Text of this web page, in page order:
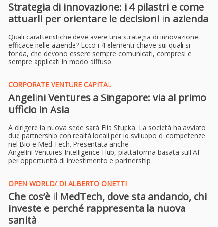
Strategia di innovazione: i 4 pilastri e come
attuarli per orientare le decisioni in azienda
Quali caratteristiche deve avere una strategia di innovazione
efficace nelle aziende? Ecco i 4 elementi chiave sui quali si
fonda, che devono essere sempre comunicati, compresi e
sempre applicati in modo diffuso
CORPORATE VENTURE CAPITAL
Angelini Ventures a Singapore: via al primo
ufficio in Asia
A dirigere la nuova sede sarà Elia Stupka. La società ha avviato
due partnership con realtà locali per lo sviluppo di competenze
nel Bio e Med Tech. Presentata anche
Angelini Ventures Intelligence Hub, piattaforma basata sull'AI
per opportunità di investimento e partnership
OPEN WORLD/ DI ALBERTO ONETTI
Che cos’è il MedTech, dove sta andando, chi
investe e perché rappresenta la nuova
sanità